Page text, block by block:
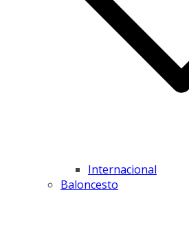
Internacional
Baloncesto